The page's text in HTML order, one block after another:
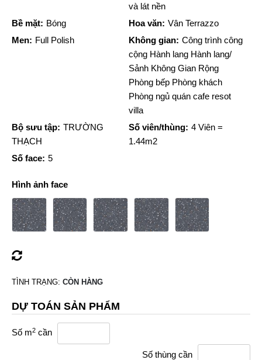
và lát nền
Bề mặt: Bóng Hoa văn: Vân Terrazzo
Men: Full Polish Không gian: Công trình công
cộng Hành lang Hành lang/
Sảnh Không Gian Rộng
Phòng bếp Phòng khách
Phòng ngủ quán cafe resot
villa
Bộ sưu tập: TRƯỜNG
THẠCH
Số viên/thùng: 4 Viên =
1.44m2
Số face: 5
Hình ảnh face
TÌNH TRẠNG: CÒN HÀNG
DỰ TOÁN SẢN PHẨM
Số m2 cần
Số thùng cần